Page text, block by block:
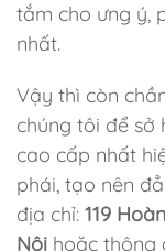
tắm cho ưng ý,
nhất.
Vậy thì còn
chúng tôi để sở
cao cấp nhất
phái, tạo nên
địa chỉ: 119
Nội hoặc thông